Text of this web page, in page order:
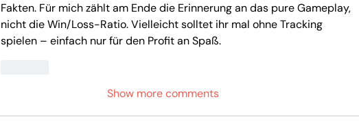
Fakten. Für mich zählt am Ende die Erinnerung an das pure Gameplay,
nicht die Win/Loss-Ratio. Vielleicht solltet ihr mal ohne Tracking
spielen – einfach nur für den Profit an Spaß.
Show more comments